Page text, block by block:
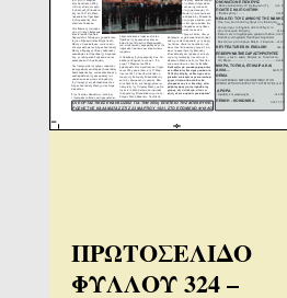
ΠΡΩΤΟΣΕΛΙΔΟ
ΦΥΛΛΟΥ 324 –